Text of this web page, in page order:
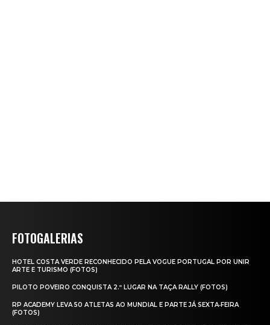
FOTOGALERIAS
HOTEL COSTA VERDE RECONHECIDO PELA VOGUE PORTUGAL POR UNIR
ARTE E TURISMO (FOTOS)
PILOTO POVEIRO CONQUISTA 2.º LUGAR NA TAÇA RALLY (FOTOS)
RP ACADEMY LEVA 50 ATLETAS AO MUNDIAL E PARTE JÁ SEXTA‑FEIRA
(FOTOS)